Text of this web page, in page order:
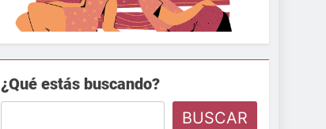
¿Qué estás buscando?
BUSCAR